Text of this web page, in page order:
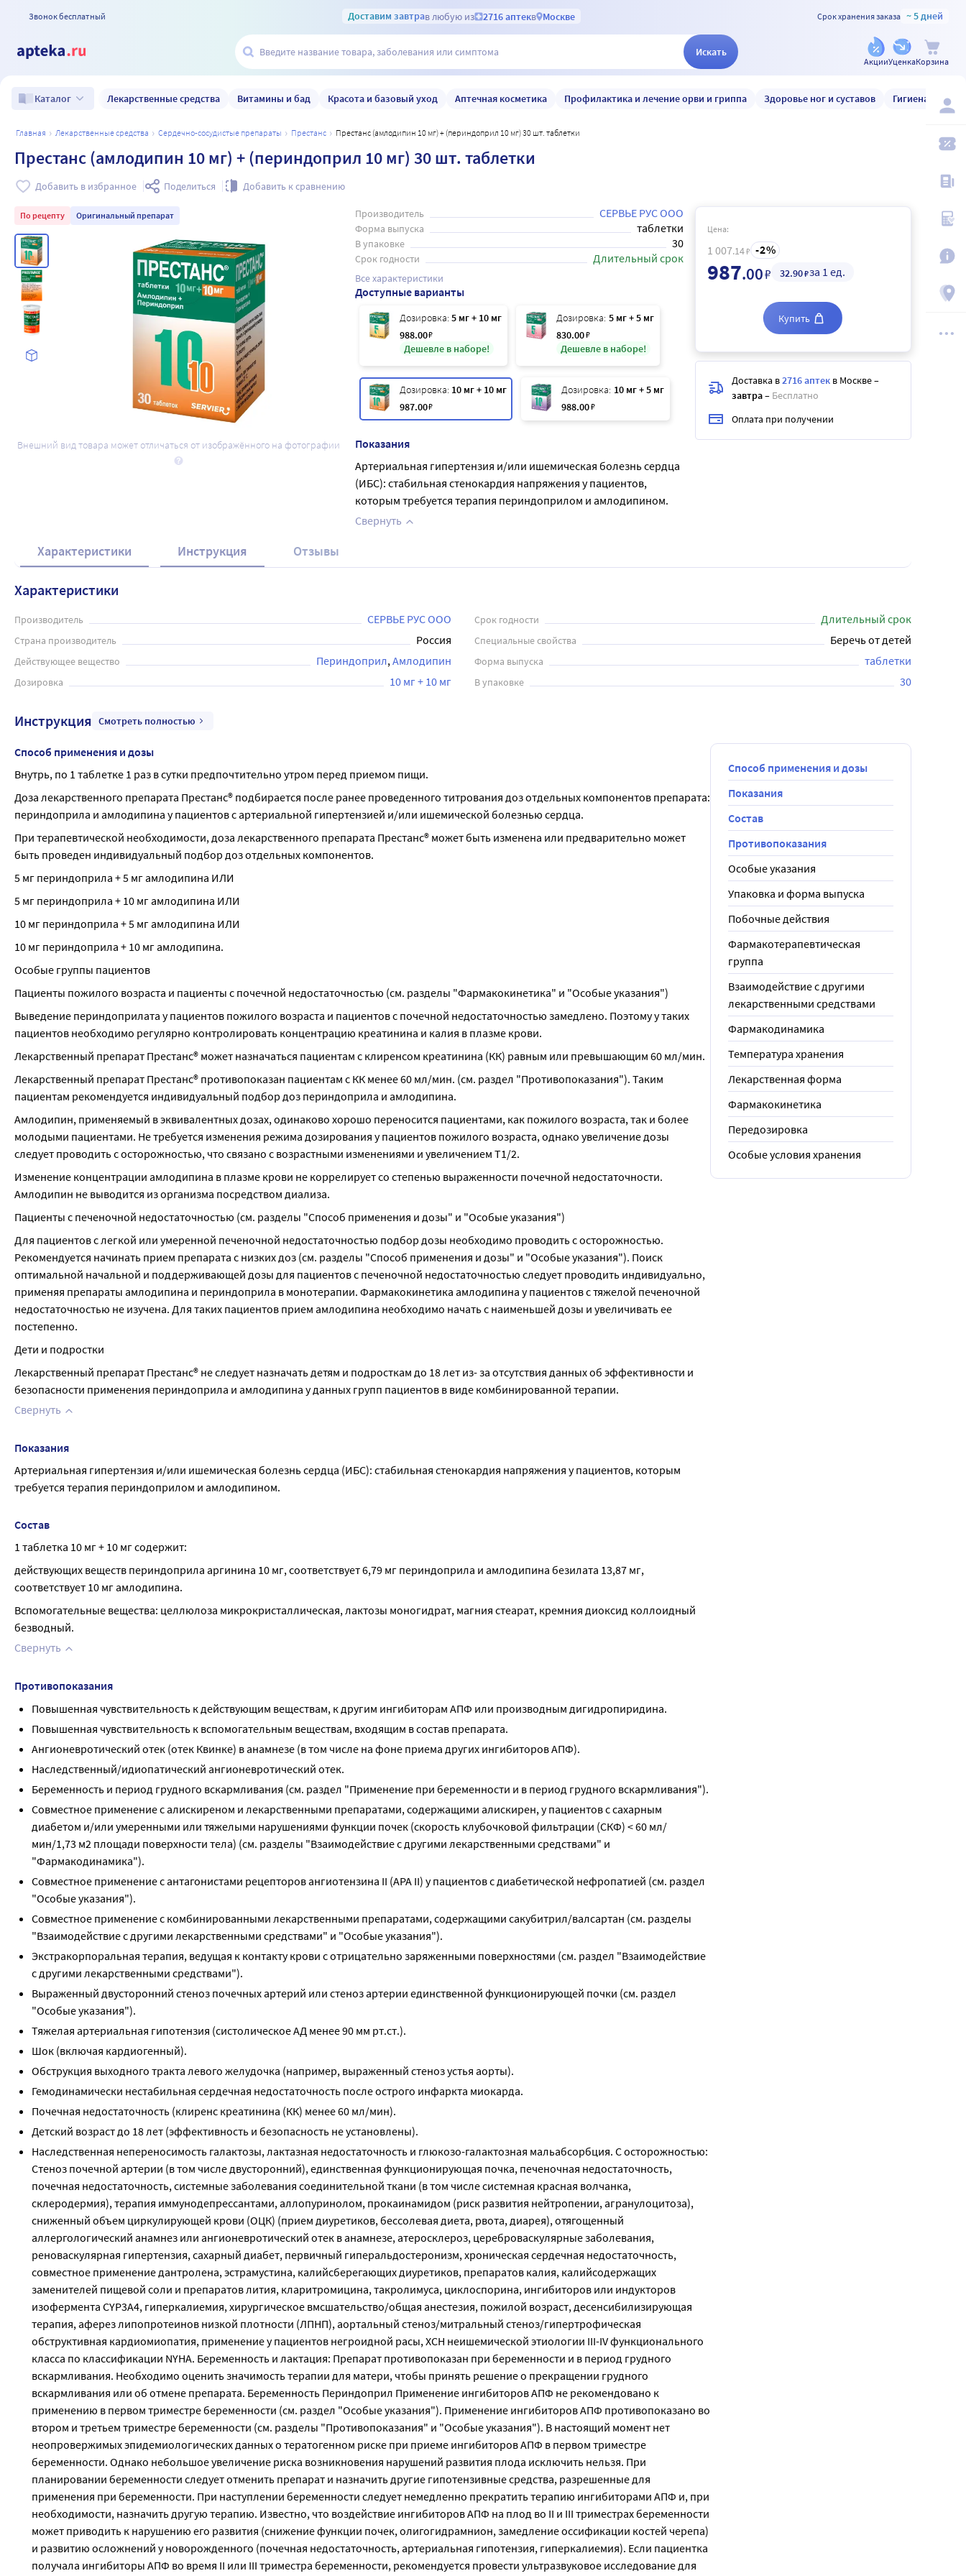
Звонок бесплатный Доставим завтрав любую из 2716 аптекв Москве Срок хранения заказа ~ 5 дней
Искать
АкцииУценкаКорзина
Каталог Лекарственные средства Витамины и бад Красота и базовый уход Аптечная косметика Профилактика и лечение орви и гриппа Здоровье ног и суставов Гигиена и уход
главная лекарственные средства сердечно-сосудистые препараты престанс Престанс (амлодипин 10 мг) + (периндоприл 10 мг) 30 шт. таблетки
Престанс (амлодипин 10 мг) + (периндоприл 10 мг) 30 шт. таблетки
Добавить в избранное Поделиться Добавить к сравнению
По рецепту Оригинальный препарат
Внешний вид товара может отличаться от изображённого на фотографии
Производитель СЕРВЬЕ РУС ООО
Форма выпуска таблетки
В упаковке 30
Срок годности Длительный срок
Все характеристики
Доступные варианты
Дозировка: 5 мг + 10 мг
988.00₽
Дешевле в наборе!
Дозировка: 5 мг + 5 мг
830.00₽
Дешевле в наборе!
Дозировка: 10 мг + 10 мг
987.00₽
Дозировка: 10 мг + 5 мг
988.00₽
Показания
Артериальная гипертензия и/или ишемическая болезнь сердца
(ИБС): стабильная стенокардия напряжения у пациентов,
которым требуется терапия периндоприлом и амлодипином.
Свернуть
Цена:
1 007.14₽ 2
987.00₽ 32.90₽за 1 ед.
Купить
Доставка в2716 аптек в Москве–
завтра– Бесплатно
Оплата при получении
Характеристики Инструкция Отзывы
Характеристики
Производитель СЕРВЬЕ РУС ООО Срок годности Длительный срок
Страна производитель Россия Специальные свойства Беречь от детей
Действующее вещество Периндоприл Амлодипин Форма выпуска таблетки
Дозировка 10 мг + 10 мг В упаковке 30
Инструкция Смотреть полностью
Способ применения и дозы
Внутрь, по 1 таблетке 1 раз в сутки предпочтительно утром перед приемом пищи.
Доза лекарственного препарата Престанс® подбирается после ранее проведенного титрования доз отдельных компонентов препарата:
периндоприла и амлодипина у пациентов с артериальной гипертензией и/или ишемической болезнью сердца.
При терапевтической необходимости, доза лекарственного препарата Престанс® может быть изменена или предварительно может
быть проведен индивидуальный подбор доз отдельных компонентов.
5 мг периндоприла + 5 мг амлодипина ИЛИ
5 мг периндоприла + 10 мг амлодипина ИЛИ
10 мг периндоприла + 5 мг амлодипина ИЛИ
10 мг периндоприла + 10 мг амлодипина.
Особые группы пациентов
Пациенты пожилого возраста и пациенты с почечной недостаточностью (см. разделы "Фармакокинетика" и "Особые указания")
Выведение периндоприлата у пациентов пожилого возраста и пациентов с почечной недостаточностью замедлено. Поэтому у таких
пациентов необходимо регулярно контролировать концентрацию креатинина и калия в плазме крови.
Лекарственный препарат Престанс® может назначаться пациентам с клиренсом креатинина (КК) равным или превышающим 60 мл/мин.
Лекарственный препарат Престанс® противопоказан пациентам с КК менее 60 мл/мин. (см. раздел "Противопоказания"). Таким
пациентам рекомендуется индивидуальный подбор доз периндоприла и амлодипина.
Амлодипин, применяемый в эквивалентных дозах, одинаково хорошо переносится пациентами, как пожилого возраста, так и более
молодыми пациентами. Не требуется изменения режима дозирования у пациентов пожилого возраста, однако увеличение дозы
следует проводить с осторожностью, что связано с возрастными изменениями и увеличением Т1/2.
Изменение концентрации амлодипина в плазме крови не коррелирует со степенью выраженности почечной недостаточности.
Амлодипин не выводится из организма посредством диализа.
Пациенты с печеночной недостаточностью (см. разделы "Способ применения и дозы" и "Особые указания")
Для пациентов с легкой или умеренной печеночной недостаточностью подбор дозы необходимо проводить с осторожностью.
Рекомендуется начинать прием препарата с низких доз (см. разделы "Способ применения и дозы" и "Особые указания"). Поиск
оптимальной начальной и поддерживающей дозы для пациентов с печеночной недостаточностью следует проводить индивидуально,
применяя препараты амлодипина и периндоприла в монотерапии. Фармакокинетика амлодипина у пациентов с тяжелой печеночной
недостаточностью не изучена. Для таких пациентов прием амлодипина необходимо начать с наименьшей дозы и увеличивать ее
постепенно.
Дети и подростки
Лекарственный препарат Престанс® не следует назначать детям и подросткам до 18 лет из- за отсутствия данных об эффективности и
безопасности применения периндоприла и амлодипина у данных групп пациентов в виде комбинированной терапии.
Свернуть
Показания
Артериальная гипертензия и/или ишемическая болезнь сердца (ИБС): стабильная стенокардия напряжения у пациентов, которым
требуется терапия периндоприлом и амлодипином.
Состав
1 таблетка 10 мг + 10 мг содержит:
действующих веществ периндоприла аргинина 10 мг, соответствует 6,79 мг периндоприла и амлодипина безилата 13,87 мг,
соответствует 10 мг амлодипина.
Вспомогательные вещества: целлюлоза микрокристаллическая, лактозы моногидрат, магния стеарат, кремния диоксид коллоидный
безводный.
Свернуть
Противопоказания
Повышенная чувствительность к действующим веществам, к другим ингибиторам АПФ или производным дигидропиридина.
Повышенная чувствительность к вспомогательным веществам, входящим в состав препарата.
Ангионевротический отек (отек Квинке) в анамнезе (в том числе на фоне приема других ингибиторов АПФ).
Наследственный/идиопатический ангионевротический отек.
Беременность и период грудного вскармливания (см. раздел "Применение при беременности и в период грудного вскармливания").
Совместное применение с алискиреном и лекарственными препаратами, содержащими алискирен, у пациентов с сахарным
диабетом и/или умеренными или тяжелыми нарушениями функции почек (скорость клубочковой фильтрации (СКФ) < 60 мл/
мин/1,73 м2 площади поверхности тела) (см. разделы "Взаимодействие с другими лекарственными средствами" и
"Фармакодинамика").
Совместное применение с антагонистами рецепторов ангиотензина II (АРА II) у пациентов с диабетической нефропатией (см. раздел
"Особые указания").
Совместное применение с комбинированными лекарственными препаратами, содержащими сакубитрил/валсартан (см. разделы
"Взаимодействие с другими лекарственными средствами" и "Особые указания").
Экстракорпоральная терапия, ведущая к контакту крови с отрицательно заряженными поверхностями (см. раздел "Взаимодействие
с другими лекарственными средствами").
Выраженный двусторонний стеноз почечных артерий или стеноз артерии единственной функционирующей почки (см. раздел
"Особые указания").
Тяжелая артериальная гипотензия (систолическое АД менее 90 мм рт.ст.).
Шок (включая кардиогенный).
Обструкция выходного тракта левого желудочка (например, выраженный стеноз устья аорты).
Гемодинамически нестабильная сердечная недостаточность после острого инфаркта миокарда.
Почечная недостаточность (клиренс креатинина (КК) менее 60 мл/мин).
Детский возраст до 18 лет (эффективность и безопасность не установлены).
Наследственная непереносимость галактозы, лактазная недостаточность и глюкозо-галактозная мальабсорбция. С осторожностью:
Стеноз почечной артерии (в том числе двусторонний), единственная функционирующая почка, печеночная недостаточность,
почечная недостаточность, системные заболевания соединительной ткани (в том числе системная красная волчанка,
склеродермия), терапия иммунодепрессантами, аллопуринолом, прокаинамидом (риск развития нейтропении, агранулоцитоза),
сниженный объем циркулирующей крови (ОЦК) (прием диуретиков, бессолевая диета, рвота, диарея), отягощенный
аллергологический анамнез или ангионевротический отек в анамнезе, атеросклероз, цереброваскулярные заболевания,
реноваскулярная гипертензия, сахарный диабет, первичный гиперальдостеронизм, хроническая сердечная недостаточность,
совместное применение дантролена, эстрамустина, калийсберегающих диуретиков, препаратов калия, калийсодержащих
заменителей пищевой соли и препаратов лития, кларитромицина, такролимуса, циклоспорина, ингибиторов или индукторов
изофермента CYP3A4, гиперкалиемия, хирургическое вмсшательство/общая анестезия, пожилой возраст, десенсибилизирующая
терапия, аферез липопротеинов низкой плотности (ЛПНП), аортальный стеноз/митральный стеноз/гипертрофическая
обструктивная кардиомиопатия, применение у пациентов негроидной расы, ХСН неишемической этиологии III-IV функционального
класса по классификации NYHA. Беременность и лактация: Препарат противопоказан при беременности и в период грудного
вскармливания. Необходимо оценить значимость терапии для матери, чтобы принять решение о прекращении грудного
вскармливания или об отмене препарата. Беременность Периндоприл Применение ингибиторов АПФ не рекомендовано к
применению в первом триместре беременности (см. раздел "Особые указания"). Применение ингибиторов АПФ противопоказано во
втором и третьем триместре беременности (см. разделы "Противопоказания" и "Особые указания"). В настоящий момент нет
неопровержимых эпидемиологических данных о тератогенном риске при приеме ингибиторов АПФ в первом триместре
беременности. Однако небольшое увеличение риска возникновения нарушений развития плода исключить нельзя. При
планировании беременности следует отменить препарат и назначить другие гипотензивные средства, разрешенные для
применения при беременности. При наступлении беременности следует немедленно прекратить терапию ингибиторами АПФ и, при
необходимости, назначить другую терапию. Известно, что воздействие ингибиторов АПФ на плод во II и III триместрах беременности
может приводить к нарушению его развития (снижение функции почек, олигогидрамнион, замедление оссификации костей черепа)
и развитию осложнений у новорожденного (почечная недостаточность, артериальная гипотензия, гиперкалиемия). Если пациентка
получала ингибиторы АПФ во время II или III триместра беременности, рекомендуется провести ультразвуковое исследование для
Способ применения и дозы
Показания
Состав
Противопоказания
Особые указания
Упаковка и форма выпуска
Побочные действия
Фармакотерапевтическая
группа
Взаимодействие с другими
лекарственными средствами
Фармакодинамика
Температура хранения
Лекарственная форма
Фармакокинетика
Передозировка
Особые условия хранения